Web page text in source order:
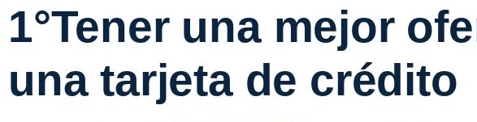
1°Tener una mejor
una tarjeta de crédito